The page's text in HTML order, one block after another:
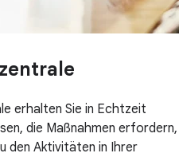
erhalten Sie in Echtzeit
die Maßnahmen erfordern,
den Aktivitäten in Ihrer